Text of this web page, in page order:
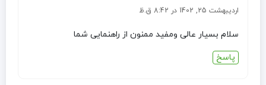
اردیبهشت 25, 1402 در 8:42 ق.ظ
سلام بسیار عالی ومفید ممنون از راهنمایی شما
پاسخ